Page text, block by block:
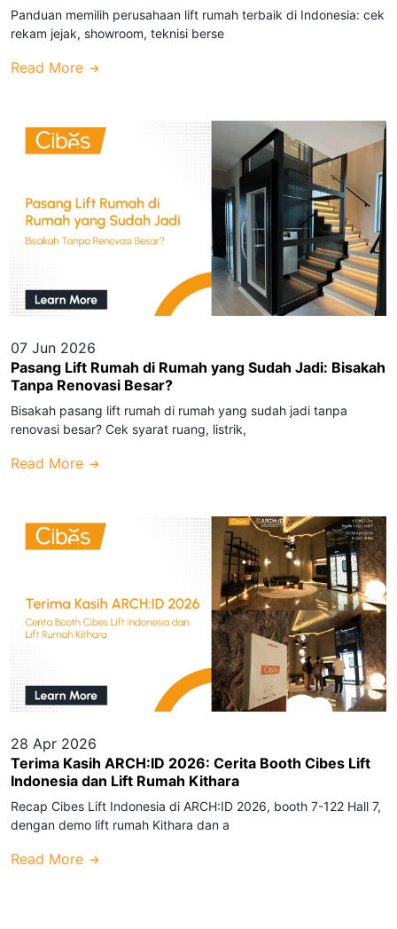
Panduan memilih perusahaan lift rumah terbaik di Indonesia: cek
rekam jejak, showroom, teknisi berse
Read More
07 Jun 2026
Pasang Lift Rumah di Rumah yang Sudah Jadi: Bisakah
Tanpa Renovasi Besar?
Bisakah pasang lift rumah di rumah yang sudah jadi tanpa
renovasi besar? Cek syarat ruang, listrik,
Read More
28 Apr 2026
Terima Kasih ARCH:ID 2026: Cerita Booth Cibes Lift
Indonesia dan Lift Rumah Kithara
Recap Cibes Lift Indonesia di ARCH:ID 2026, booth 7-122 Hall 7,
dengan demo lift rumah Kithara dan a
Read More